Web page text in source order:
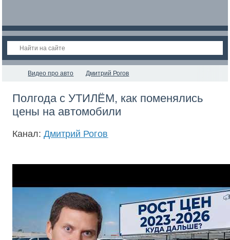
Видео про авто Дмитрий Рогов
Полгода с УТИЛЁМ, как поменялись
цены на автомобили
Канал:Дмитрий Рогов